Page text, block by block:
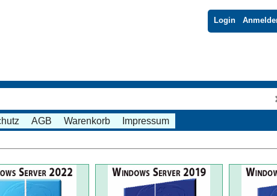
Login
AGB Warenkorb
Impressum